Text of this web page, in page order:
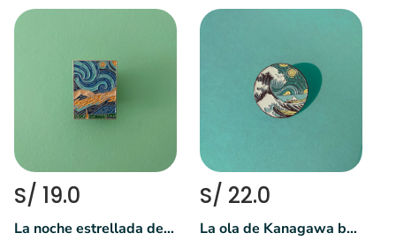
S/ 19.0
La noche estrellada de la creación de Adán
S/ 22.0
La ola de Kanagawa bajo la noche estrellada